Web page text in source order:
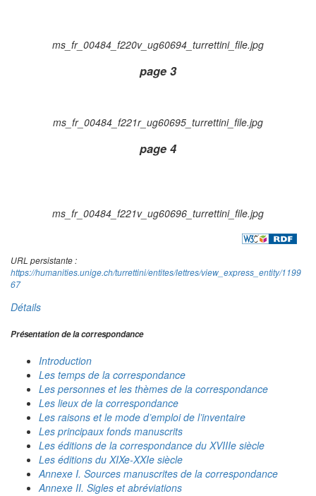
ms_fr_00484_f220v_ug60694_turrettini_file.jpg
page 3
ms_fr_00484_f221r_ug60695_turrettini_file.jpg
page 4
ms_fr_00484_f221v_ug60696_turrettini_file.jpg
URL persistante :
https://humanities.unige.ch/turrettini/entites/lettres/view_express_entity/1199
67
Détails
Présentation de la correspondance
Introduction
Les temps de la correspondance
Les personnes et les thèmes de la correspondance
Les lieux de la correspondance
Les raisons et le mode d’emploi de l’inventaire
Les principaux fonds manuscrits
Les éditions de la correspondance du XVIIIe siècle
Les éditions du XIXe-XXIe siècle
Annexe I. Sources manuscrites de la correspondance
Annexe II. Sigles et abréviations